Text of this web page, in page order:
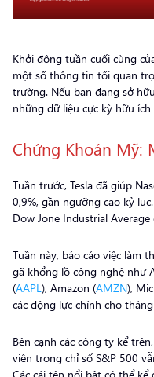
Khởi động tuần cuối cùng
một số thông tin tối quan
trường. Nếu bạn đang sở
những dữ liệu cực kỳ hữu
Chứng Khoán Mỹ:
Tuần trước, Tesla đã giúp
0,9%, gần ngưỡng cao kỷ
Dow Jone Industrial
Tuần này, báo cáo việc làm
gã khổng lồ công nghệ như
(AAPL ), Amazon (AMZN),
các động lực chính cho
Bên cạnh các công ty kể
viên trong chỉ số S&P 500